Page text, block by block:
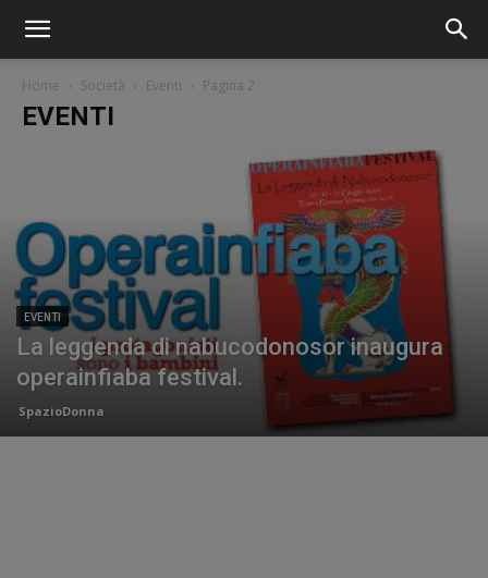
Home Società Eventi Pagina 2
EVENTI
EVENTI
La leggenda di nabucodonosor inaugura
operainfiaba festival.
SpazioDonna